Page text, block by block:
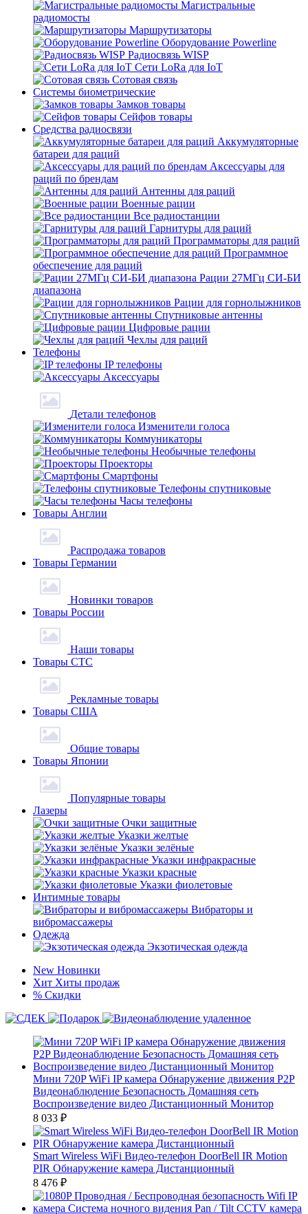
Магистральные
радиомосты
Маршрутизаторы
Оборудование Powerline
Радиосвязь WISP
Сети LoRa для IoT
Сотовая связь
Системы биометрические
Замков товары
Сейфов товары
Средства радиосвязи
Аккумуляторные
батареи для раций
Аксессуары для
раций по брендам
Антенны для раций
Военные рации
Все радиостанции
Гарнитуры для раций
Программаторы для раций
Программное
обеспечение для раций
Рации 27МГц СИ-БИ
диапазона
Рации для горнолыжников
Спутниковые антенны
Цифровые рации
Чехлы для раций
Телефоны
IP телефоны
Аксессуары
Детали телефонов
Изменители голоса
Коммуникаторы
Необычные телефоны
Проекторы
Смартфоны
Телефоны спутниковые
Часы телефоны
Товары Англии
Распродажа товаров
Товары Германии
Новинки товаров
Товары России
Наши товары
Товары СТС
Рекламные товары
Товары США
Общие товары
Товары Японии
Популярные товары
Лазеры
Очки защитные
Указки желтые
Указки зелёные
Указки инфракрасные
Указки красные
Указки фиолетовые
Интимные товары
Вибраторы и
вибромассажеры
Одежда
Экзотическая одежда
New Новинки
Хит Хиты продаж
% Скидки
Мини 720P WiFi IP камера Обнаружение движения P2P
Видеонаблюдение Безопасность Домашняя сеть
Воспроизведение видео Дистанционный Монитор
8 033 ₽
Smart Wireless WiFi Видео-телефон DoorBell IR Motion
PIR Обнаружение камера Дистанционный
8 476 ₽